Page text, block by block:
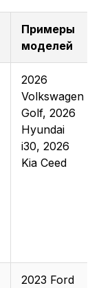
Примеры
моделей
2026
Volkswagen
Golf, 2026
Hyundai
i30, 2026
Kia Ceed
2023 Ford